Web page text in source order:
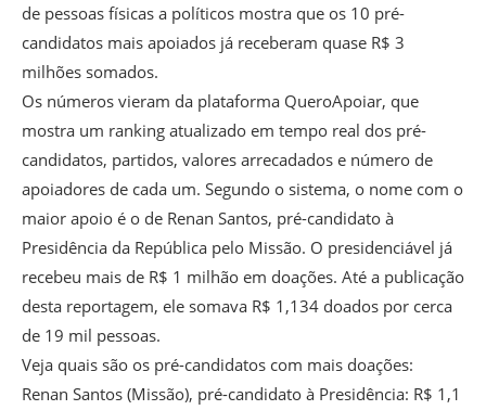
de pessoas físicas a políticos mostra que os 10 pré-
candidatos mais apoiados já receberam quase R$ 3
milhões somados.
Os números vieram da plataforma QueroApoiar, que
mostra um ranking atualizado em tempo real dos pré-
candidatos, partidos, valores arrecadados e número de
apoiadores de cada um. Segundo o sistema, o nome com o
maior apoio é o de Renan Santos, pré-candidato à
Presidência da República pelo Missão. O presidenciável já
recebeu mais de R$ 1 milhão em doações. Até a publicação
desta reportagem, ele somava R$ 1,134 doados por cerca
de 19 mil pessoas.
Veja quais são os pré-candidatos com mais doações:
Renan Santos (Missão), pré-candidato à Presidência: R$ 1,1